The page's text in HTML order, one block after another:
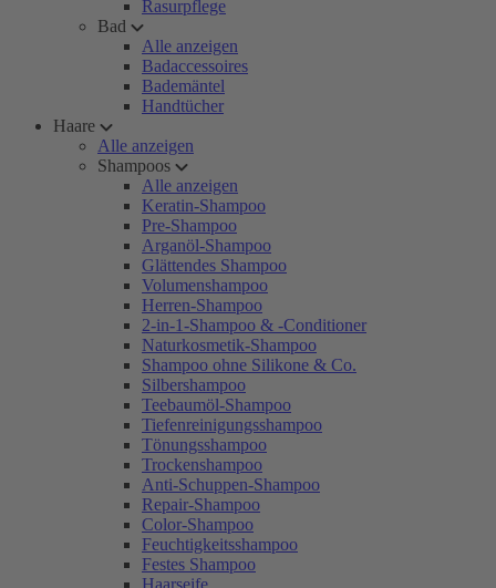
Rasurpflege
Bad
Alle anzeigen
Badaccessoires
Bademäntel
Handtücher
Haare
Alle anzeigen
Shampoos
Alle anzeigen
Keratin-Shampoo
Pre-Shampoo
Arganöl-Shampoo
Glättendes Shampoo
Volumenshampoo
Herren-Shampoo
2-in-1-Shampoo & -Conditioner
Naturkosmetik-Shampoo
Shampoo ohne Silikone & Co.
Silbershampoo
Teebaumöl-Shampoo
Tiefenreinigungsshampoo
Tönungsshampoo
Trockenshampoo
Anti-Schuppen-Shampoo
Repair-Shampoo
Color-Shampoo
Feuchtigkeitsshampoo
Festes Shampoo
Haarseife